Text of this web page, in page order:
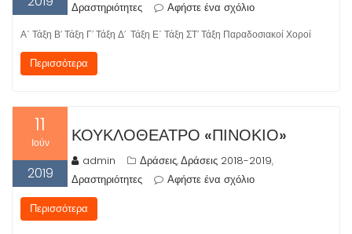
Δραστηριότητες Αφήστε ένα σχόλιο
Α΄ Τάξη Β’ Τάξη Γ’ Τάξη Δ’ Τάξη Ε΄ Τάξη ΣΤ’ Τάξη Παραδοσιακοί Χοροί
Περισσότερα
11
Ιούν
2019
ΚΟΥΚΛΟΘΈΑΤΡΟ «ΠΙΝΟΚΙΟ»
admin Δράσεις,Δράσεις 2018-2019,
Δραστηριότητες
Αφήστε ένα σχόλιο
Περισσότερα